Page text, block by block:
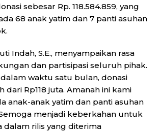
sebesar Rp. 118.584.859, yang
68 anak yatim dan 7 panti asuhan
Indah, S.E., menyampaikan rasa
dan partisipasi seluruh pihak.
waktu satu bulan, donasi
Rp118 juta. Amanah ini kami
anak-anak yatim dan panti asuhan
menjadi keberkahan untuk
dalam rilis yang diterima